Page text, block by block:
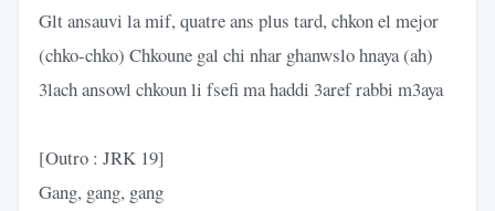
Glt ansauvi la mif, quatre ans plus tard, chkon el mejor
(chko-chko) Chkoune gal chi nhar ghanwslo hnaya (ah)
3lach ansowl chkoun li fsefi ma haddi 3aref rabbi m3aya
[Outro : JRK 19]
Gang, gang, gang